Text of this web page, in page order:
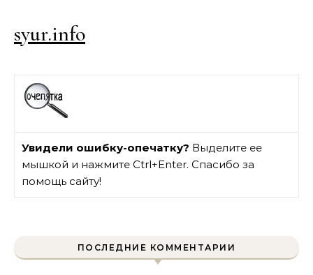
syur.info
Увидели ошибку-опечатку? Выделите ее
мышкой и нажмите Ctrl+Enter. Спасибо за
помощь сайту!
ПОСЛЕДНИЕ КОММЕНТАРИИ